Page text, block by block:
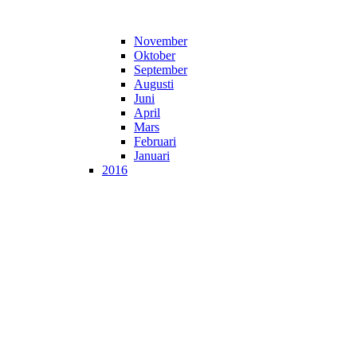
November
Oktober
September
Augusti
Juni
April
Mars
Februari
Januari
2016